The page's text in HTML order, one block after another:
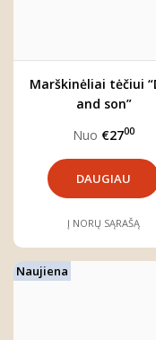
Marškinėliai tėčiui
and son”
Nuo €2700
DAUGIAU
Į NORŲ SĄRAŠĄ
Naujiena